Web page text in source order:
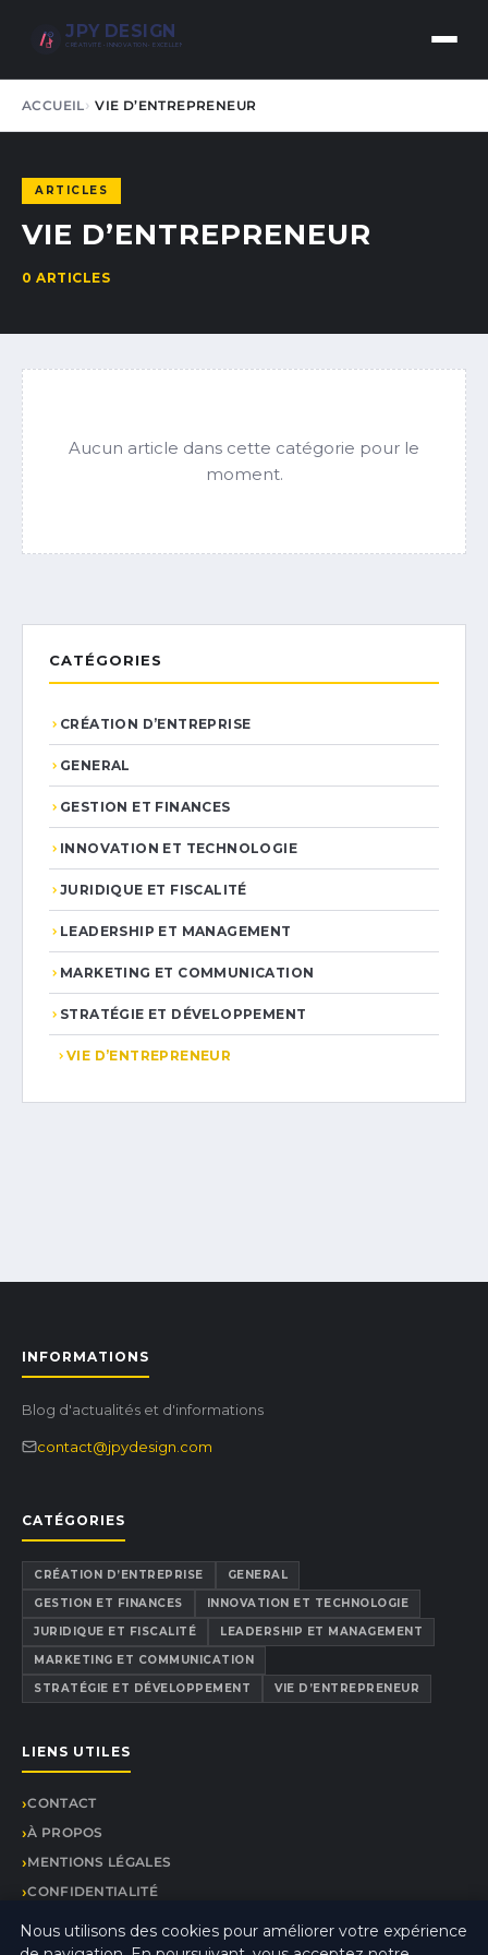
JPY DESIGN
CRÉATIVITÉ • INNOVATION • EXCELLENCE
ACCUEIL VIE D’ENTREPRENEUR
ARTICLES
VIE D’ENTREPRENEUR
0 ARTICLES
Aucun article dans cette catégorie pour le
moment.
CATÉGORIES
CRÉATION D’ENTREPRISE
GENERAL
GESTION ET FINANCES
INNOVATION ET TECHNOLOGIE
JURIDIQUE ET FISCALITÉ
LEADERSHIP ET MANAGEMENT
MARKETING ET COMMUNICATION
STRATÉGIE ET DÉVELOPPEMENT
VIE D’ENTREPRENEUR
INFORMATIONS
Blog d'actualités et d'informations
contact@jpydesign.com
CATÉGORIES
CRÉATION D’ENTREPRISE
GENERAL
GESTION ET FINANCES
INNOVATION ET TECHNOLOGIE
JURIDIQUE ET FISCALITÉ
LEADERSHIP ET MANAGEMENT
MARKETING ET COMMUNICATION
STRATÉGIE ET DÉVELOPPEMENT
VIE D’ENTREPRENEUR
LIENS UTILES
CONTACT
À PROPOS
MENTIONS LÉGALES
CONFIDENTIALITÉ
PLAN DU SITE
Nous utilisons des cookies pour améliorer votre expérience